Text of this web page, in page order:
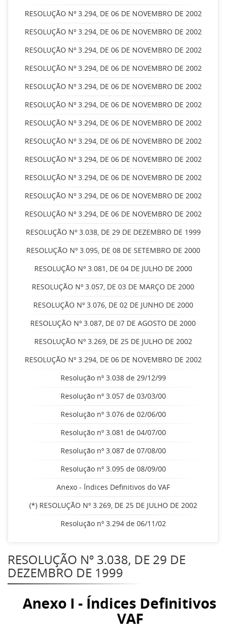
RESOLUÇÃO Nº 3.294, DE 06 DE NOVEMBRO DE 2002
RESOLUÇÃO Nº 3.294, DE 06 DE NOVEMBRO DE 2002
RESOLUÇÃO Nº 3.294, DE 06 DE NOVEMBRO DE 2002
RESOLUÇÃO Nº 3.294, DE 06 DE NOVEMBRO DE 2002
RESOLUÇÃO Nº 3.294, DE 06 DE NOVEMBRO DE 2002
RESOLUÇÃO Nº 3.294, DE 06 DE NOVEMBRO DE 2002
RESOLUÇÃO Nº 3.294, DE 06 DE NOVEMBRO DE 2002
RESOLUÇÃO Nº 3.294, DE 06 DE NOVEMBRO DE 2002
RESOLUÇÃO Nº 3.294, DE 06 DE NOVEMBRO DE 2002
RESOLUÇÃO Nº 3.294, DE 06 DE NOVEMBRO DE 2002
RESOLUÇÃO Nº 3.294, DE 06 DE NOVEMBRO DE 2002
RESOLUÇÃO Nº 3.294, DE 06 DE NOVEMBRO DE 2002
RESOLUÇÃO Nº 3.038, DE 29 DE DEZEMBRO DE 1999
RESOLUÇÃO Nº 3.095, DE 08 DE SETEMBRO DE 2000
RESOLUÇÃO Nº 3.081, DE 04 DE JULHO DE 2000
RESOLUÇÃO Nº 3.057, DE 03 DE MARÇO DE 2000
RESOLUÇÃO Nº 3.076, DE 02 DE JUNHO DE 2000
RESOLUÇÃO Nº 3.087, DE 07 DE AGOSTO DE 2000
RESOLUÇÃO Nº 3.269, DE 25 DE JULHO DE 2002
RESOLUÇÃO Nº 3.294, DE 06 DE NOVEMBRO DE 2002
Resolução nº 3.038 de 29/12/99
Resolução nº 3.057 de 03/03/00
Resolução nº 3.076 de 02/06/00
Resolução nº 3.081 de 04/07/00
Resolução nº 3.087 de 07/08/00
Resolução nº 3.095 de 08/09/00
Anexo - Índices Definitivos do VAF
(*) RESOLUÇÃO Nº 3.269, DE 25 DE JULHO DE 2002
Resolução nº 3.294 de 06/11/02
RESOLUÇÃO Nº 3.038, DE 29 DE
DEZEMBRO DE 1999
Anexo I - Índices Definitivos
VAF